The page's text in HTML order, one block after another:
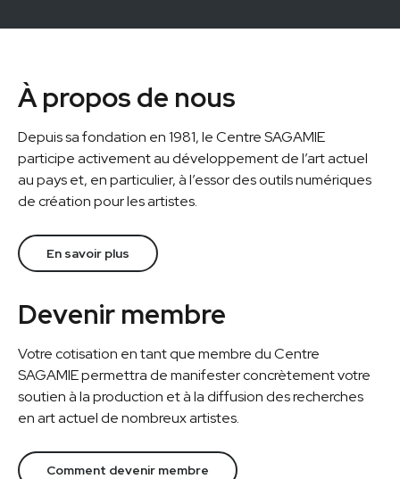
À propos de nous
Depuis sa fondation en 1981, le Centre SAGAMIE
participe activement au développement de l’art actuel
au pays et, en particulier, à l’essor des outils numériques
de création pour les artistes.
En savoir plus
Devenir membre
Votre cotisation en tant que membre du Centre
SAGAMIE permettra de manifester concrètement votre
soutien à la production et à la diffusion des recherches
en art actuel de nombreux artistes.
Comment devenir membre